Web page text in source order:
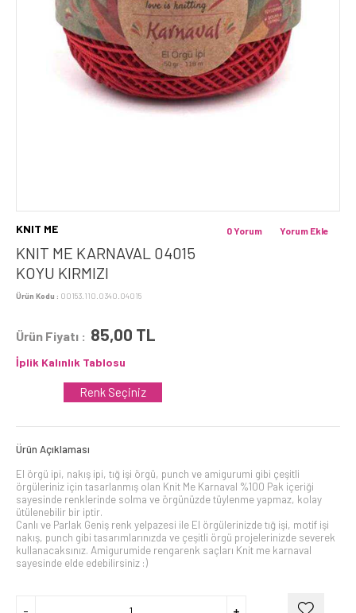
KNIT ME
KNIT ME KARNAVAL 04015
KOYU KIRMIZI
Ürün Kodu : 00153.110.0340.04015
Yorum Ekle
0 Yorum
Ürün Fiyatı : 85,00 TL
İplik Kalınlık Tablosu
Renk Seçiniz
Ürün Açıklaması
El örgü ipi, nakış ipi, tığ işi örgü, punch ve amigurumi gibi çeşitli
örgüleriniz için tasarlanmış olan Knit Me Karnaval %100 Pak içeriği
sayesinde renklerinde solma ve örgünüzde tüylenme yapmaz, kolay
ütülenebilir bir iptir.
Canlı ve Parlak Geniş renk yelpazesi ile El örgülerinizde tığ işi, motif işi
nakış, punch gibi tasarımlarınızda ve çeşitli örgü projelerinizde severek
kullanacaksınız. Amigurumide rengarenk saçları Knit me karnaval
sayesinde elde edebilirsiniz :)